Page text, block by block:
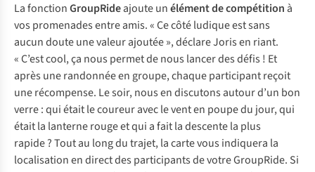
La fonctionGroupRideajoute unélément de compétition à
vos promenades entre amis. « Ce côté ludique est sans
aucun doute une valeur ajoutée », déclare Joris en riant.
« C’est cool, ça nous permet de nous lancer des défis ! Et
après une randonnée en groupe, chaque participant reçoit
une récompense. Le soir, nous en discutons autour d’un bon
verre : qui était le coureur avec le vent en poupe du jour, qui
était la lanterne rouge et qui a fait la descente la plus
rapide ? Tout au long du trajet, la carte vous indiquera la
localisation en direct des participants de votre GroupRide. Si